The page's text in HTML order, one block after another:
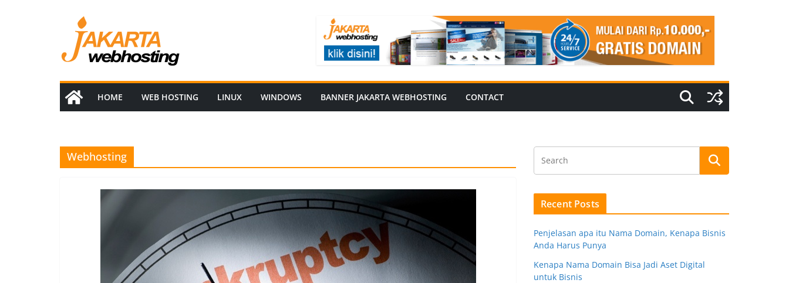
HOME WEB HOSTING LINUX WINDOWS BANNER JAKARTA WEBHOSTING CONTACT
Webhosting
Recent Posts
Penjelasan apa itu Nama Domain, Kenapa Bisnis
Anda Harus Punya
Kenapa Nama Domain Bisa Jadi Aset Digital
untuk Bisnis